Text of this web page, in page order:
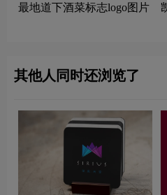
最地道下酒菜标志logo图片
其他人同时还浏览了